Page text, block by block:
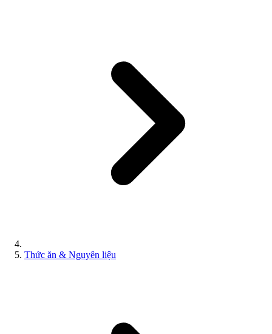
Thức ăn & Nguyên liệu